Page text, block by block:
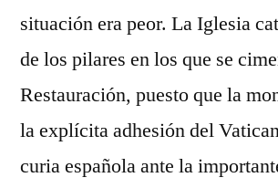
situación era peor. La Iglesia
de los pilares en los que se
Restauración, puesto que la
la explícita adhesión del
curia española ante la